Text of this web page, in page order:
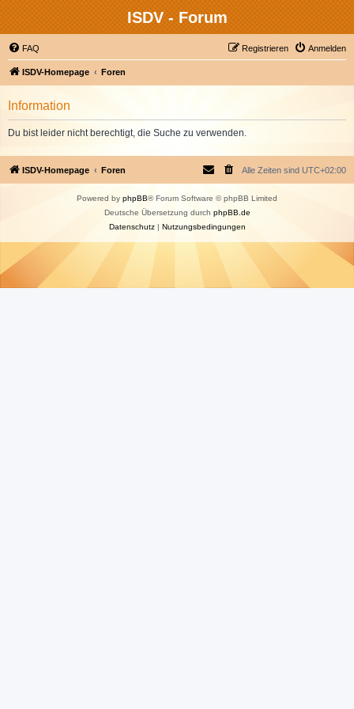
ISDV - Forum
FAQ Anmelden
Registrieren
ISDV-Homepage Foren
Information
Du bist leider nicht berechtigt, die Suche zu verwenden.
ISDV-Homepage Foren Alle Zeiten sind UTC+02:00
Powered by phpBB® Forum Software © phpBB Limited
Deutsche Übersetzung durch phpBB.de
Datenschutz| Nutzungsbedingungen